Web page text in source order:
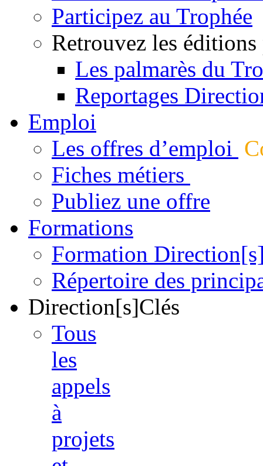
Participez au Trophée
Retrouvez les éditions
Les palmarès du
Reportages
Emploi
Les offres d’emploi
Fiches métiers
Publiez une offre
Formations
Formation
Répertoire des
Direction[s]Clés
Tous
les
appels
à
projets